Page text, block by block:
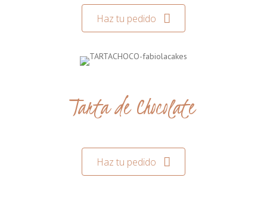
Haz tu pedido
Tarta de Chocolate
Haz tu pedido